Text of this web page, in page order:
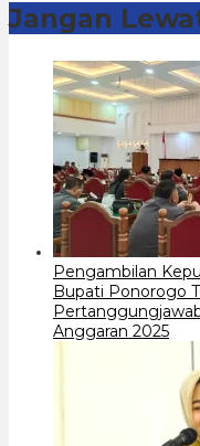
Jangan
Pengambilan
Bupati Ponorogo
Anggaran 2025